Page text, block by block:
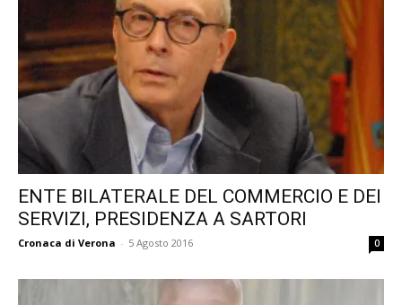
ENTE BILATERALE DEL COMMERCIO E DEI
SERVIZI, PRESIDENZA A SARTORI
Cronaca di Verona - 5 Agosto 2016 0